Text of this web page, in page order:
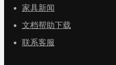
家具新闻
文档帮助下载
联系客服